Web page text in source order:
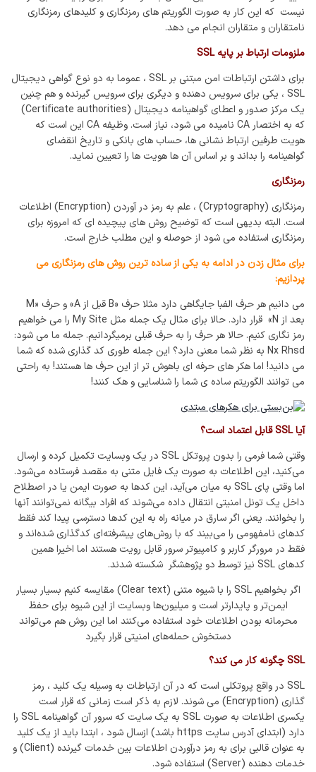
نیست که این کار به صورت الگوریتم های رمزنگاری و کلیدهای رمزنگاری
نامتقاران و متقاران انجام می دهد.
ملزومات ارتباط بر پایه SSL
برای داشتن ارتباطات امن مبتنی بر SSL ، عموما به دو نوع گواهی دیجیتال
SSL ، یکی برای سرویس دهنده و دیگری برای سرویس گیرنده و هم چنین
یک مرکز صدور و اعطای گواهینامه دیجیتال (Certificate authorities)
که به اختصار CA نامیده می شود، نیاز است. وظیفه CA این است که
هویت طرفین ارتباط نشانی ها، حساب های بانکی و تاریخ انقضای
گواهینامه را بداند و بر اساس آن ها هویت ها را تعیین نماید.
رمزنگاری
رمزنگاری (Cryptography) ، علم به رمز در آوردن (Encryption) اطلاعات
است. البته بدیهی است که توضیح روش های پیچیده ای که امروزه برای
رمزنگاری استفاده می شود از حوصله و این مطلب خارج است.
برای مثال زدن در ادامه به یکی از ساده ترین روش های رمزنگاری می
پردازیم:
می دانیم هر حرف الفبا جایگاهی دارد مثلا حرف «B قبل از A» و حرف «M
بعد از N» قرار دارد. حالا برای مثال یک جمله مثل My Site را می خواهیم
رمز نگاری کنیم. حالا هر حرف را به حرف قبلی برمیگردانیم. جمله ما می شود:
Nx Rhsd به نظر شما معنی دارد؟ این جمله طوری کد گذاری شده که شما
می دانید! اما هکر های حرفه ای باهوش تر از این حرف ها هستند! به راحتی
می توانند الگوریتم ساده ی شما را شناسایی و هک کنند!
آیا SSL قابل اعتماد است؟
وقتی شما فرمی را بدون پروتکل SSL در یک وبسایت تکمیل کرده و ارسال
می‌کنید، این اطلاعات به صورت یک فایل متنی به مقصد فرستاده می‌شود.
اما وقتی پای SSL به میان می‌آید، این کدها به صورت ایمن یا در اصطلاح
داخل یک تونل امنیتی انتقال داده می‌شوند که افراد بیگانه نمی‌توانند آنها
را بخوانند. یعنی اگر سارق در میانه راه به این کدها دسترسی پیدا کند فقط
کدهای نامفهومی را می‌بیند که با روش‌های پیشرفته‌ای کدگذاری شده‌اند و
فقط در مرورگر کاربر و کامپیوتر سرور قابل رویت هستند اما اخیرا همین
کدهای SSL نیز توسط دو پژوهشگر شکسته شدند.
اگر بخواهیم SSL را با شیوه متنی (Clear text) مقایسه کنیم بسیار بسیار
ایمن‌تر و پایدارتر است و میلیون‌ها وبسایت از این شیوه برای حفظ
محرمانه بودن اطلاعات خود استفاده می‌کنند اما این روش هم می‌تواند
دستخوش حمله‌های امنیتی قرار بگیرد
SSL چگونه کار می کند؟
SSL در واقع پروتکلی است که در آن ارتباطات به وسیله یک کلید ، رمز
گذاری (Encryption) می شوند. لازم به ذکر است زمانی که قرار است
یکسری اطلاعات به صورت SSL به یک سایت که سرور آن گواهینامه SSL را
دارد (ابتدای آدرس سایت https باشد) ازسال شود ، ابتدا باید از یک کلید
به عنوان قالبی برای به رمز درآوردن اطلاعات بین خدمات گیرنده (Client) و
خدمات دهنده (Server) استفاده شود.